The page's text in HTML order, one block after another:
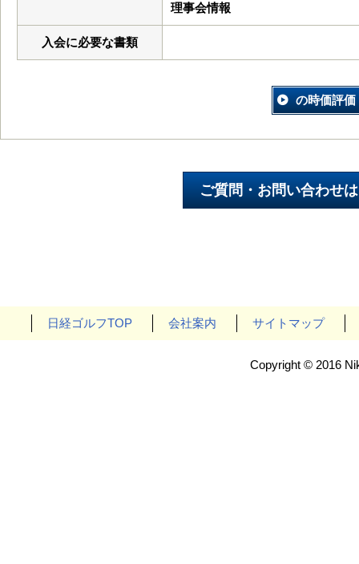
理事会情報
入会に必要な書類
の時価評価
日経ゴルフTOP 会社案内 サイトマップ
Copyright © 2016